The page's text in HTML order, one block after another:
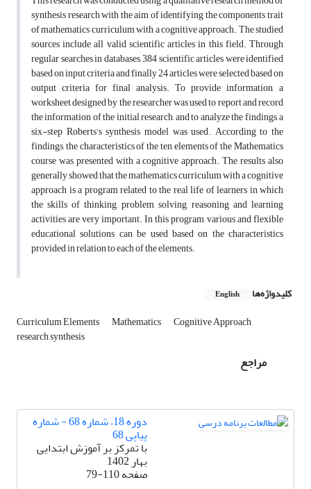
synthesis research with the aim of identifying the components trait
of mathematics curriculum with a cognitive approach. The studied
sources include all valid scientific articles in this field. Through
regular searches in databases, 384 scientific articles were identified
based on input criteria and finally 24 articles were selected based on
output criteria for final analysis. To provide information, a
worksheet designed by the researcher was used to report and record
the information of the initial research, and to analyze the findings, a
six-step Roberts’s synthesis model was used. According to the
findings, the characteristics of the ten elements of the Mathematics
course was presented with a cognitive approach. The results also
generally showed that the mathematics curriculum with a cognitive
approach is a program related to the real life of learners in which
the skills of thinking, problem solving, reasoning and learning
activities are very important. In this program, various and flexible
educational solutions can be used based on the characteristics
provided in relation to each of the elements.
کلیدواژه‌ها English
Curriculum Elements Mathematics Cognitive Approach
research synthesis
مراجع
دوره 18، شماره 68 - شماره
پیاپی 68
با تمرکز بر آموزش ابتدایی
بهار 1402
صفحه79-110